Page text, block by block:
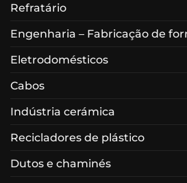
Refratário
Engenharia – Fabricação de
Eletrodomésticos
Cabos
Indústria cerámica
Recicladores de plástico
Dutos e chaminés